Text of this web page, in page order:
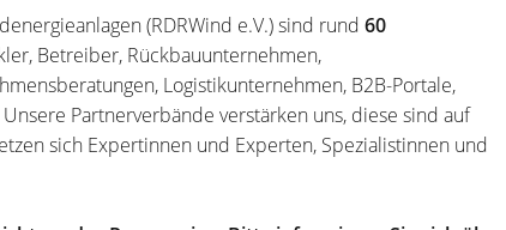
(RDRWind e.V.) sind rund 60
Betreiber, Rückbauunternehmen,
Logistikunternehmen, B2B-Portale,
Partnerverbände verstärken uns, diese sind auf
sich Expertinnen und Experten, Spezialistinnen und